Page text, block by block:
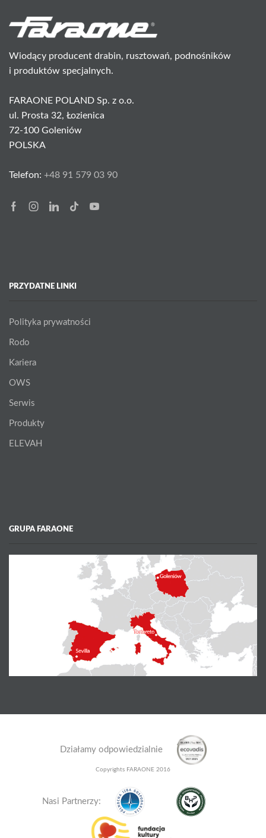
Wiodący producent drabin, rusztowań, podnośników
i produktów specjalnych.
FARAONE POLAND Sp. z o.o.
ul. Prosta 32, Łozienica
72-100 Goleniów
POLSKA
Telefon: +48 91 579 03 90
FacebookInstagram
Linkedin
Tik-
Youtube
PRZYDATNE LINKI
Polityka prywatności
Rodo
Kariera
OWS
Serwis
Produkty
ELEVAH
GRUPA FARAONE
Działamy odpowiedzialnie
Copyrights FARAONE 2016
Nasi Partnerzy: